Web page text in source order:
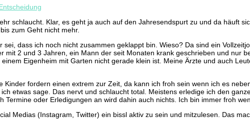
schlaucht. Klar, es geht ja auch auf den Jahresendspurt zu und da häuft
zum Geht nicht mehr.
dass ich noch nicht zusammen geklappt bin. Wieso? Da sind ein
mit 2 und 3 Jahren, ein Mann der seit Monaten krank geschrieben und nur
Eigenheim mit Garten nicht gerade klein ist. Meine Ärzte und auch
fordern einen extrem zur Zeit, da kann ich froh sein wenn ich es
etwas sage. Das nervt und schlaucht total. Meistens erledige ich den
oder Erledigungen an wird dahin auch nichts. Ich bin immer froh
Medias (Instagram, Twitter) ein bissl aktiv zu sein und mitzulesen. Das